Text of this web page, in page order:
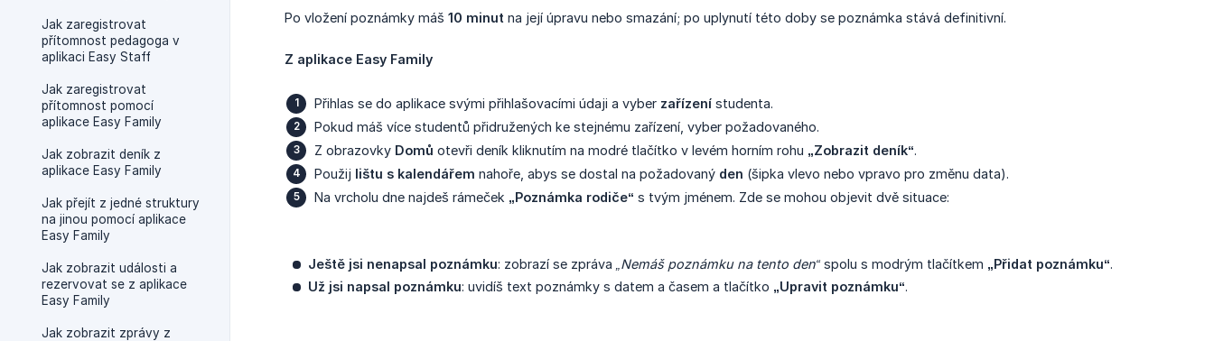
Jak zaregistrovat
přítomnost pedagoga v
aplikaci Easy Staff
Jak zaregistrovat
přítomnost pomocí
aplikace Easy Family
Jak zobrazit deník z
aplikace Easy Family
Jak přejít z jedné struktury
na jinou pomocí aplikace
Easy Family
Jak zobrazit události a
rezervovat se z aplikace
Easy Family
Jak zobrazit zprávy z
Po vložení poznámky máš 10 minut na její úpravu nebo smazání; po uplynutí této doby se poznámka stává definitivní.
Z aplikace Easy Family
Přihlas se do aplikace svými přihlašovacími údaji a vyber zařízení studenta.
Pokud máš více studentů přidružených ke stejnému zařízení, vyber požadovaného.
Z obrazovky Domů otevři deník kliknutím na modré tlačítko v levém horním rohu „Zobrazit deník“.
Použij lištu s kalendářem nahoře, abys se dostal na požadovaný den (šipka vlevo nebo vpravo pro změnu data).
Na vrcholu dne najdeš rámeček „Poznámka rodiče“ s tvým jménem. Zde se mohou objevit dvě situace:
Ještě jsi nenapsal poznámku: zobrazí se zpráva „Nemáš poznámku na tento den“ spolu s modrým tlačítkem „Přidat poznámku“.
Už jsi napsal poznámku: uvidíš text poznámky s datem a časem a tlačítko „Upravit poznámku“.